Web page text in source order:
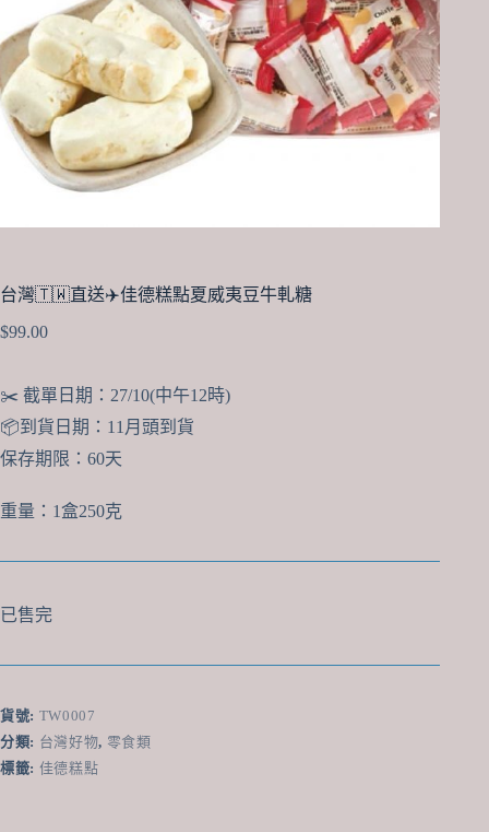
台灣🇹🇼直送✈️佳德糕點夏威夷豆牛軋糖
$99.00
✂️ 截單日期：27/10(中午12時)
📦到貨日期：11月頭到貨
保存期限：60天
重量：1盒250克
已售完
貨號: TW0007
分類: 台灣好物, 零食類
標籤: 佳德糕點